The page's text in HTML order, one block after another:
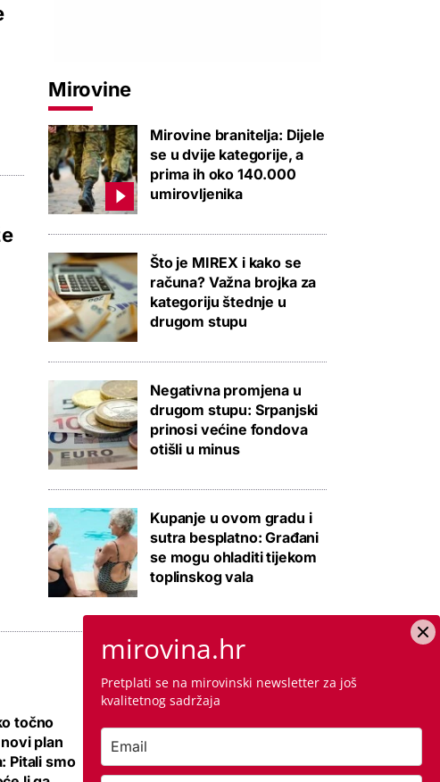
Mirovine
Mirovine branitelja: Dijele
se u dvije kategorije, a
prima ih oko 140.000
umirovljenika
Što je MIREX i kako se
računa? Važna brojka za
kategoriju štednje u
drugom stupu
Negativna promjena u
drugom stupu: Srpanjski
prinosi većine fondova
otišli u minus
Kupanje u ovom gradu i
sutra besplatno: Građani
se mogu ohladiti tijekom
toplinskog vala
točno
plan
Pitali smo
znamo i jeste li
mirovina.hr
Pretplati se na mirovinski newsletter za još
kvalitetnog sadržaja